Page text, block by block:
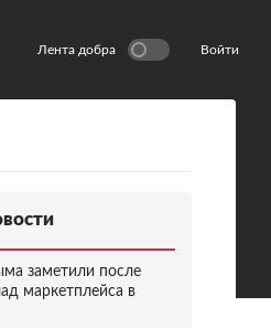
Лента добра Войти
заметили после
маркетплейса в